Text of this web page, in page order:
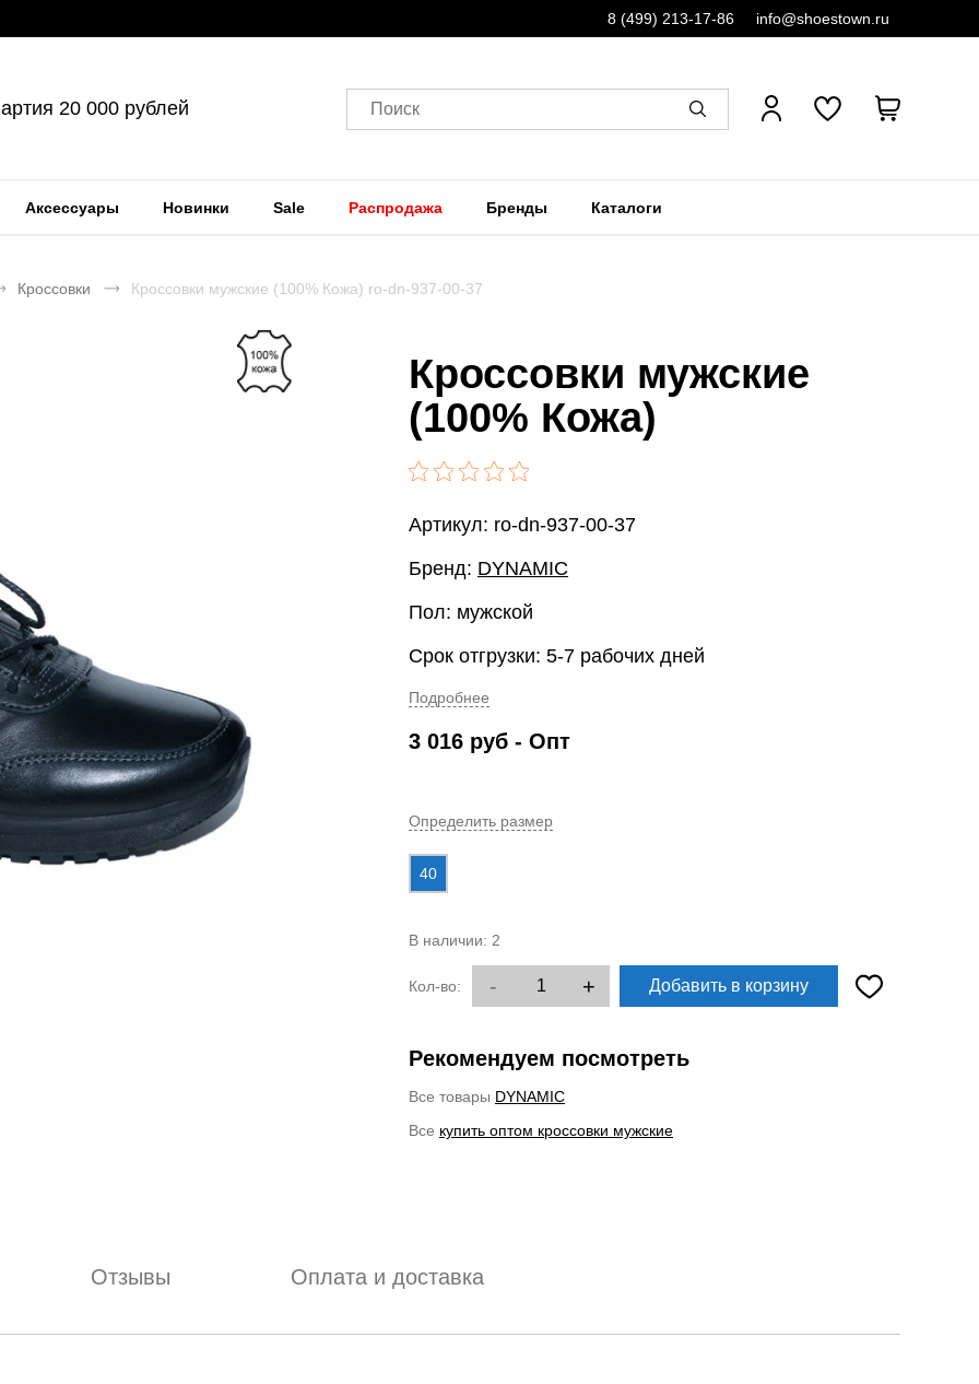
8 (499) 213-17-86 info@shoestown.ru
20 000 рублей Поиск
Аксессуары Новинки Sale Распродажа Бренды Каталоги
Кроссовки Кроссовки мужские (100% Кожа) ro-dn-937-00-37
Кроссовки мужские
(100% Кожа)
Артикул: ro-dn-937-00-37
Бренд: DYNAMIC
Пол: мужской
Срок отгрузки: 5-7 рабочих дней
Подробнее
3 016 руб - Опт
Определить размер
40
В наличии: 2
Кол-во: - + Добавить в корзину
Рекомендуем посмотреть
Все товары DYNAMIC
Все купить оптом кроссовки мужские
Отзывы Оплата и доставка